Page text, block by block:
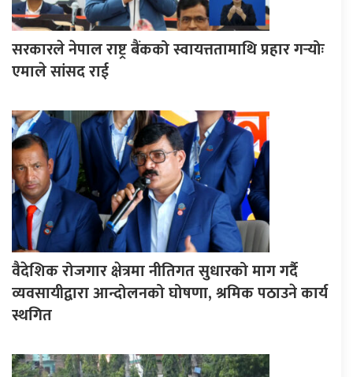
सरकारले नेपाल राष्ट्र बैंकको स्वायत्ततामाथि प्रहार गर्‍योः
एमाले सांसद राई
वैदेशिक रोजगार क्षेत्रमा नीतिगत सुधारको माग गर्दै
व्यवसायीद्वारा आन्दोलनको घोषणा, श्रमिक पठाउने कार्य
स्थगित